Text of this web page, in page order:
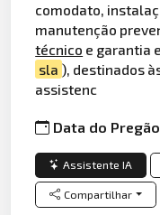
comodato,
manutenção
técnico e garantia
sla ), destinados
assistenc
Data do
Assistente IA
Compartilhar